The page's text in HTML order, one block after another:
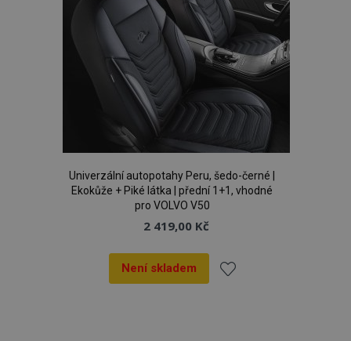
Univerzální autopotahy Peru, šedo-černé |
Ekokůže + Piké látka | přední 1+1, vhodné
pro VOLVO V50
2 419,00 Kč
Není skladem